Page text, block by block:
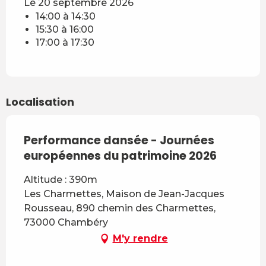
Le 20 septembre 2026
14:00 à 14:30
15:30 à 16:00
17:00 à 17:30
Localisation
Performance dansée - Journées
européennes du patrimoine 2026
Altitude : 390m
Les Charmettes, Maison de Jean-Jacques
Rousseau, 890 chemin des Charmettes,
73000 Chambéry
M'y rendre